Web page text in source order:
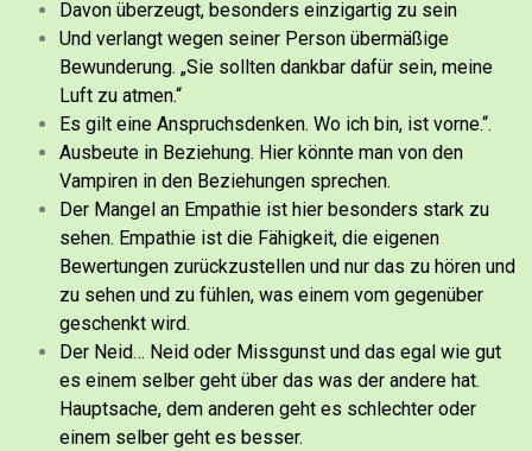
Davon überzeugt, besonders einzigartig zu sein
Und verlangt wegen seiner Person übermäßige
Bewunderung. „Sie sollten dankbar dafür sein, meine
Luft zu atmen.“
Es gilt eine Anspruchsdenken. Wo ich bin, ist vorne.“.
Ausbeute in Beziehung. Hier könnte man von den
Vampiren in den Beziehungen sprechen.
Der Mangel an Empathie ist hier besonders stark zu
sehen. Empathie ist die Fähigkeit, die eigenen
Bewertungen zurückzustellen und nur das zu hören und
zu sehen und zu fühlen, was einem vom gegenüber
geschenkt wird.
Der Neid… Neid oder Missgunst und das egal wie gut
es einem selber geht über das was der andere hat.
Hauptsache, dem anderen geht es schlechter oder
einem selber geht es besser.